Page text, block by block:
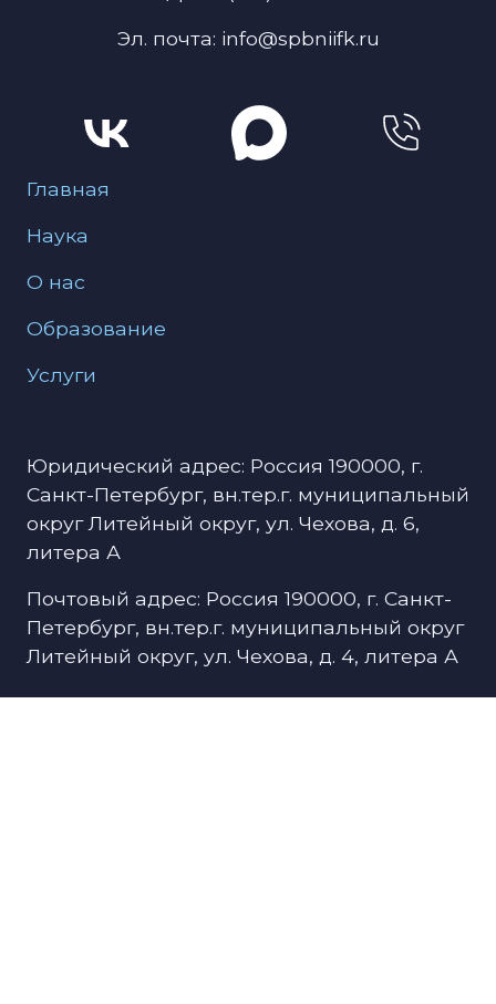
Эл. почта: info@spbniifk.ru
Меню для подвала
Главная
Наука
О нас
Образование
Услуги
Юридический адрес: Россия 190000, г.
Санкт-Петербург, вн.тер.г. муниципальный
округ Литейный округ, ул. Чехова, д. 6,
литера А
Почтовый адрес: Россия 190000, г. Санкт-
Петербург, вн.тер.г. муниципальный округ
Литейный округ, ул. Чехова, д. 4, литера А